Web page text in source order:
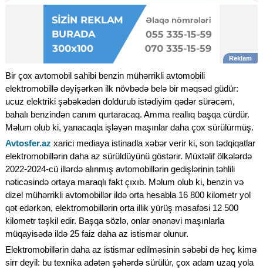
Bir çox avtomobil sahibi benzin mühərrikli avtomobili
elektromobillə dəyişərkən ilk növbədə belə bir məqsəd güdür:
ucuz elektriki şəbəkədən doldurub istədiyim qədər sürəcəm,
bahalı benzindən canım qurtaracaq. Amma reallıq başqa cürdür.
Məlum olub ki, yanacaqla işləyən maşınlar daha çox sürülürmüş.
Avtosfer.az xarici mediaya istinadla xəbər verir ki, son tədqiqatlar
elektromobillərin daha az sürüldüyünü göstərir. Müxtəlif ölkələrdə
2022-2024-cü illərdə alınmış avtomobillərin gedişlərinin təhlili
nəticəsində ortaya maraqlı fakt çıxıb. Məlum olub ki, benzin və
dizel mühərrikli avtomobillər ildə orta hesabla 16 800 kilometr yol
qət edərkən, elektromobillərin orta illik yürüş məsafəsi 12 500
kilometr təşkil edir. Başqa sözlə, onlar ənənəvi maşınlarla
müqayisədə ildə 25 faiz daha az istismar olunur.
Elektromobillərin daha az istismar edilməsinin səbəbi də heç kimə
sirr deyil: bu texnika adətən şəhərdə sürülür, çox adam uzaq yola